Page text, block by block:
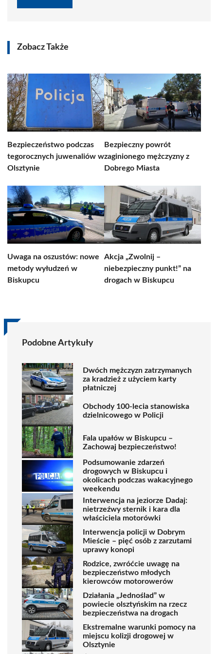
Zobacz Także
Bezpieczeństwo podczas
tegorocznych juwenaliów w
Olsztynie
Bezpieczny powrót
zaginionego mężczyzny z
Dobrego Miasta
Uwaga na oszustów: nowe
metody wyłudzeń w
Biskupcu
Akcja „Zwolnij –
niebezpieczny punkt!” na
drogach w Biskupcu
Podobne Artykuły
Dwóch mężczyzn zatrzymanych
za kradzież z użyciem karty
płatniczej
Obchody 100-lecia stanowiska
dzielnicowego w Policji
Fala upałów w Biskupcu –
Zachowaj bezpieczeństwo!
Podsumowanie zdarzeń
drogowych w Biskupcu i
okolicach podczas wakacyjnego
weekendu
Interwencja na jeziorze Dadaj:
nietrzeźwy sternik i kara dla
właściciela motorówki
Interwencja policji w Dobrym
Mieście – pięć osób z zarzutami
uprawy konopi
Rodzice, zwróćcie uwagę na
bezpieczeństwo młodych
kierowców motorowerów
Działania „Jednoślad” w
powiecie olsztyńskim na rzecz
bezpieczeństwa na drogach
Ekstremalne warunki pomocy na
miejscu kolizji drogowej w
Olsztynie